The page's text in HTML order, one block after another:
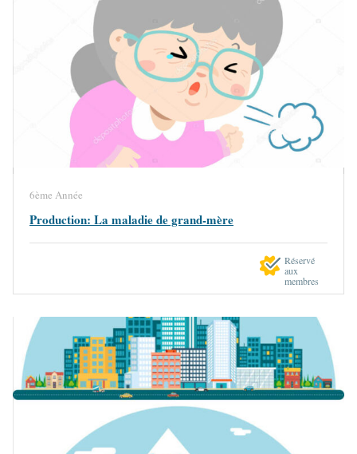
6ème Année
Production: La maladie de grand-mère
Réservé
aux
membres